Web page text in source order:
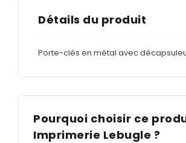
ADHÉSIFS
Adhésifs vitrine
Détails du produit
Porte-clés en métal avec
Pourquoi choisir ce
Imprimerie Lebugle ?